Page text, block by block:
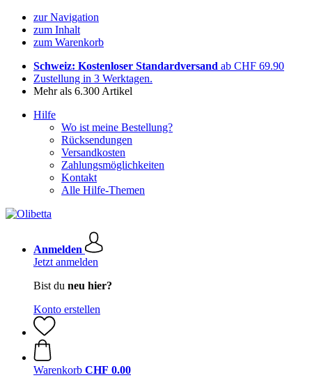
zur Navigation
zum Inhalt
zum Warenkorb
Schweiz: Kostenloser Standardversand ab CHF 69.90
Zustellung in 3 Werktagen.
Mehr als 6.300 Artikel
Hilfe
Wo ist meine Bestellung?
Rücksendungen
Versandkosten
Zahlungsmöglichkeiten
Kontakt
Alle Hilfe-Themen
Anmelden
Jetzt anmelden
Bist du neu hier?
Konto erstellen
Warenkorb CHF 0.00